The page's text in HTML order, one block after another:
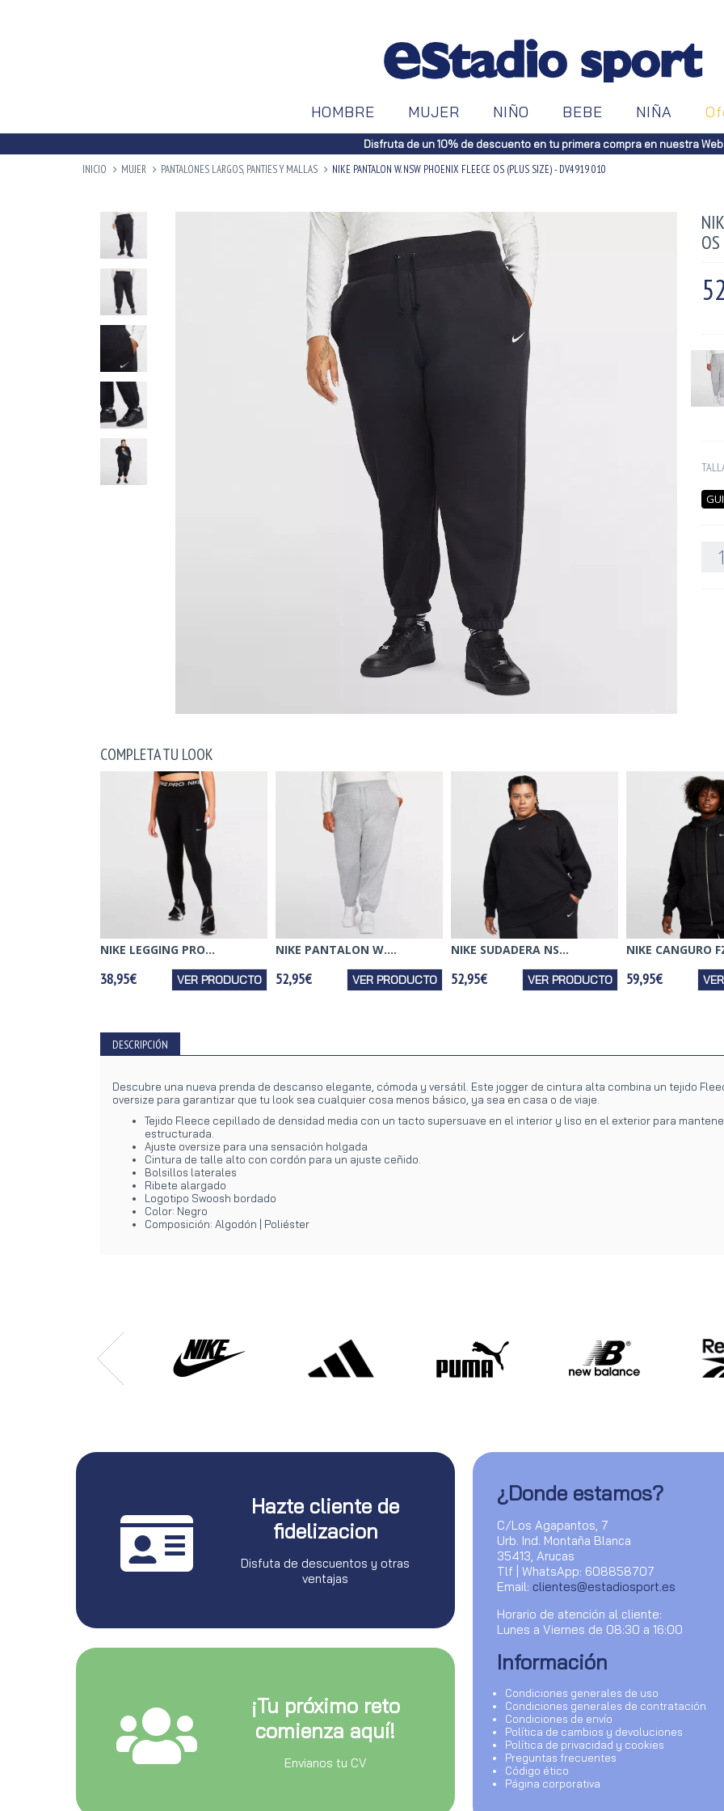
HOMBRE MUJER NIÑO BEBE NIÑA
Disfruta de un 10% de descuento en tu primera compra en nuestra Web
INICIO MUJER PANTALONES LARGOS, PANTIES Y MALLAS NIKE PANTALON W. NSW PHOENIX FLEECE OS (PLUS SIZE) - DV4919 010
COMPLETA TU LOOK
NIKE LEGGING PRO...
38,95€ VER PRODUCTO
NIKE PANTALON W....
52,95€ VER PRODUCTO
NIKE SUDADERA NS...
52,95€ VER PRODUCTO
NIKE CANGURO
59,95€
DESCRIPCIÓN
Descubre una nueva prenda de descanso elegante, cómoda y versátil. Este jogger de cintura alta combina un tejido
oversize para garantizar que tu look sea cualquier cosa menos básico, ya sea en casa o de viaje.
Tejido Fleece cepillado de densidad media con un tacto supersuave en el interior y liso en el exterior para
estructurada.
Ajuste oversize para una sensación holgada
Cintura de talle alto con cordón para un ajuste ceñido.
Bolsillos laterales
Ribete alargado
Logotipo Swoosh bordado
Color: Negro
Composición: Algodón | Poliéster
Hazte cliente de
fidelizacion
Disfuta de descuentos y otras
ventajas
¡Tu próximo reto
comienza aquí!
Envianos tu CV
¿Donde estamos?
C/Los Agapantos, 7
Urb. Ind. Montaña Blanca
35413, Arucas
Tlf | WhatsApp: 608858707
Email: clientes@estadiosport.es
Horario de atención al cliente:
Lunes a Viernes de 08:30 a 16:00
Información
Condiciones generales de uso
Condiciones generales de contratación
Condiciones de envío
Política de cambios y devoluciones
Política de privacidad y cookies
Preguntas frecuentes
Código ético
Página corporativa